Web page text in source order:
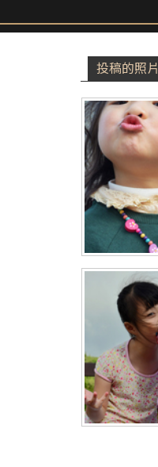
投稿的照片